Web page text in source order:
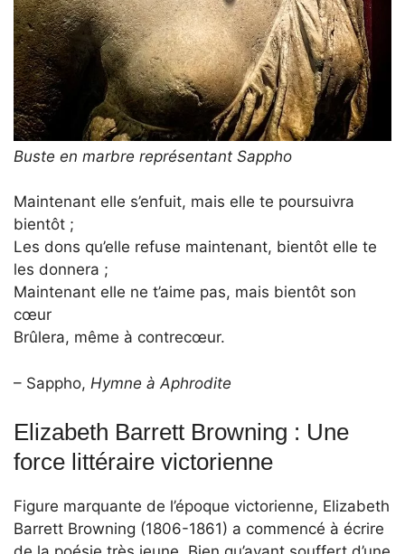
Buste en marbre représentant Sappho
Maintenant elle s’enfuit, mais elle te poursuivra
bientôt ;
Les dons qu’elle refuse maintenant, bientôt elle te
les donnera ;
Maintenant elle ne t’aime pas, mais bientôt son
cœur
Brûlera, même à contrecœur.
– Sappho, Hymne à Aphrodite
Elizabeth Barrett Browning : Une
force littéraire victorienne
Figure marquante de l’époque victorienne, Elizabeth
Barrett Browning (1806-1861) a commencé à écrire